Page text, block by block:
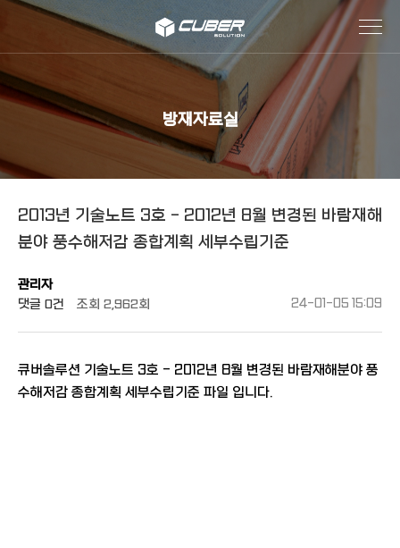
방재자료실
2013년 기술노트 3호 - 2012년 8월 변경된 바람재해
분야 풍수해저감 종합계획 세부수립기준
관리자
댓글 0건 조회 2,962회 24-01-05 15:09
큐버솔루션 기술노트 3호 - 2012년 8월 변경된 바람재해분야 풍
수해저감 종합계획 세부수립기준 파일 입니다.